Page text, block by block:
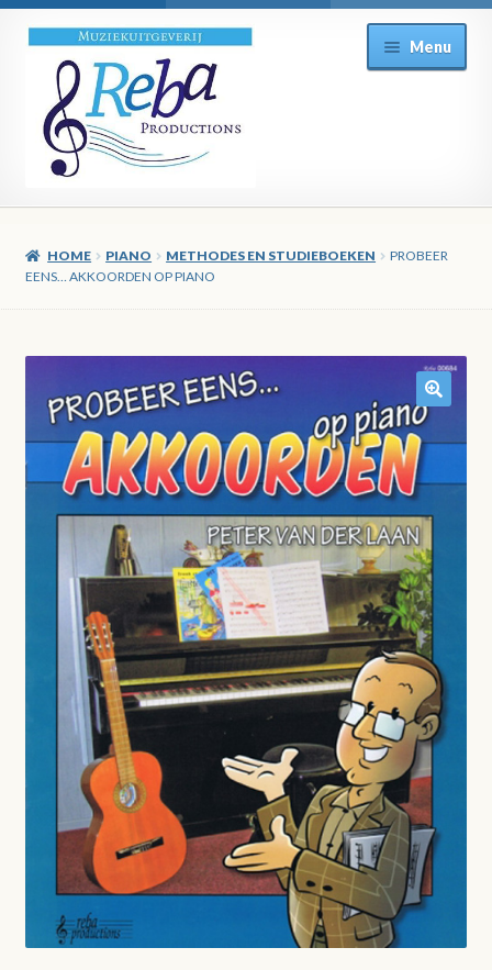
Ga
door
naar
navigatie
Ga
direct
naar
de
inhoud
Menu
HOME PIANO METHODES EN STUDIEBOEKEN
PROBEER
EENS… AKKOORDEN OP PIANO